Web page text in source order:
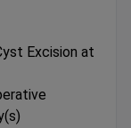
Excision at